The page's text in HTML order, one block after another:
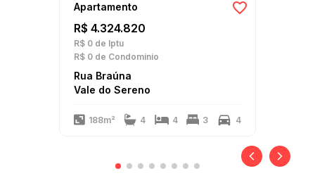
Apartamento
R$ 4.324.820
R$ 0 de Iptu
R$ 0 de Condomínio
Rua Braúna
Vale do Sereno
188m² 4 4 3 4